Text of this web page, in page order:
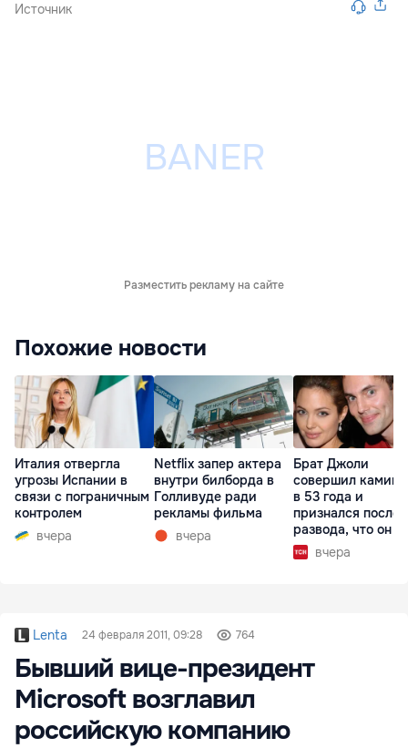
Источник
Разместить рекламу на сайте
Похожие новости
Италия отвергла
угрозы Испании в
связи с пограничным
контролем
вчера
Netflix запер актера
внутри билборда в
Голливуде ради
рекламы фильма
вчера
Брат Джоли
совершил
в 53 года и
признался после
развода, что он
вчера
Lenta 24 февраля 2011, 09:28 764
Бывший вице-президент
Microsoft возглавил
российскую компанию